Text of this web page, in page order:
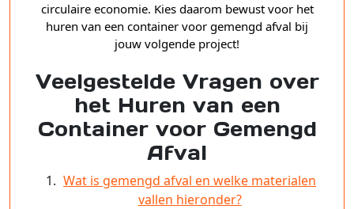
circulaire economie. Kies daarom bewust voor het
huren van een container voor gemengd afval bij
jouw volgende project!
Veelgestelde Vragen over
het Huren van een
Container voor Gemengd
Afval
Wat is gemengd afval en welke materialen
vallen hieronder?